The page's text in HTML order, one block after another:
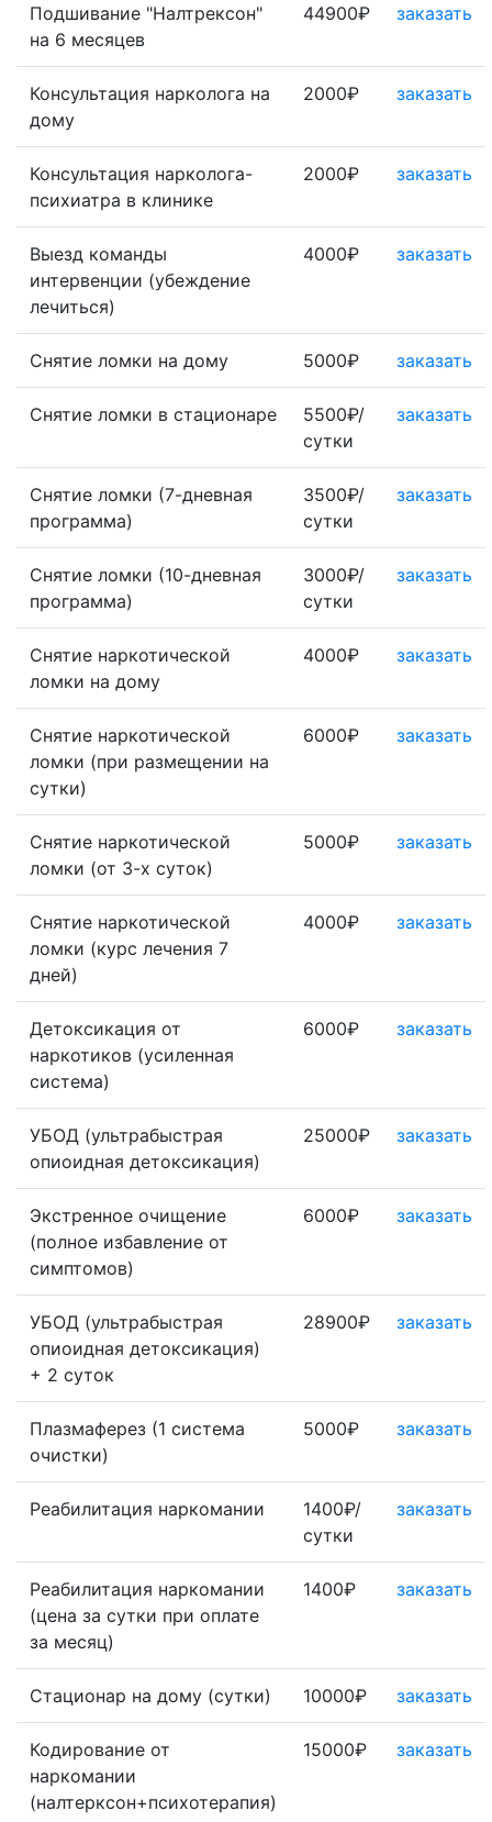
Подшивание "Налтрексон"
на 6 месяцев
44900₽ заказать
Консультация нарколога на
дому
2000₽ заказать
Консультация нарколога-
психиатра в клинике
2000₽ заказать
Выезд команды
интервенции (убеждение
лечиться)
4000₽ заказать
Снятие ломки на дому 5000₽ заказать
Снятие ломки в стационаре
5500₽/
сутки
заказать
Снятие ломки (7-дневная
программа)
3500₽/
сутки
заказать
Снятие ломки (10-дневная
программа)
3000₽/
сутки
заказать
Снятие наркотической
ломки на дому
4000₽ заказать
Снятие наркотической
ломки (при размещении на
сутки)
6000₽ заказать
Снятие наркотической
ломки (от 3-х суток)
5000₽ заказать
Снятие наркотической
ломки (курс лечения 7
дней)
4000₽ заказать
Детоксикация от
наркотиков (усиленная
система)
6000₽ заказать
УБОД (ультрабыстрая
опиоидная детоксикация)
25000₽ заказать
Экстренное очищение
(полное избавление от
симптомов)
6000₽ заказать
УБОД (ультрабыстрая
опиоидная детоксикация)
+ 2 суток
28900₽ заказать
Плазмаферез (1 система
очистки)
5000₽ заказать
Реабилитация наркомании
1400₽/
сутки
заказать
Реабилитация наркомании
(цена за сутки при оплате
за месяц)
1400₽ заказать
Стационар на дому (сутки) 10000₽ заказать
Кодирование от
наркомании
(налтерксон+психотерапия)
15000₽ заказать